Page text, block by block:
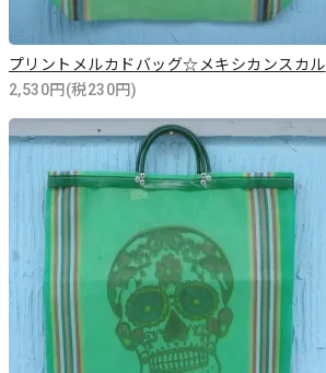
プリントメルカドバッグ☆メキシカンスカル
2,530円(税230円)